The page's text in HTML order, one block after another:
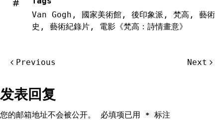
Van Gogh , 國家美術館 , 後印象派 , 梵高 , 藝術
史 , 藝術紀錄片 , 電影《梵高：詩情畫意》
航
Previous Next
发表回复
您的邮箱地址不会被公开。 必填项已用 * 标注